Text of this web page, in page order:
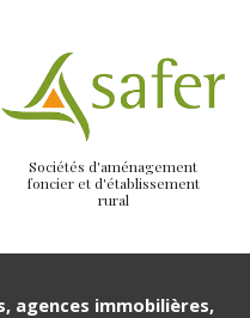
Sociétés d'aménagement
foncier et d'établissement
rural
agences immobilières,